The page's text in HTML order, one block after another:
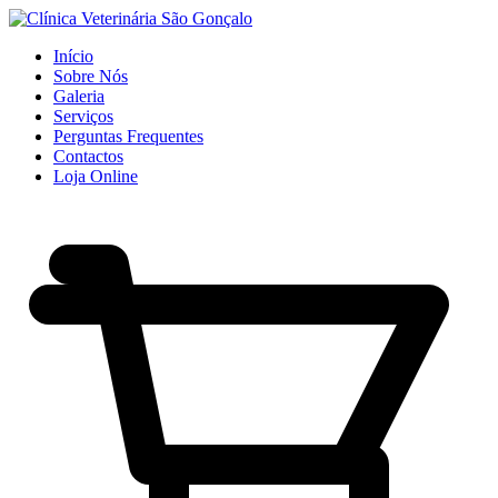
Início
Sobre Nós
Galeria
Serviços
Perguntas Frequentes
Contactos
Loja Online